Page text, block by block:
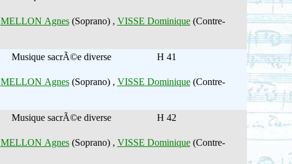
MELLON Agnes(Soprano) , VISSE Dominique(Contre-
Musique sacrÃ©e diverse
H 41
MELLON Agnes(Soprano) , VISSE Dominique(Contre-
Musique sacrÃ©e diverse
H 42
MELLON Agnes(Soprano) , VISSE Dominique(Contre-